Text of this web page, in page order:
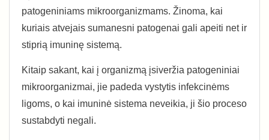
patogeniniams mikroorganizmams. Žinoma, kai
kuriais atvejais sumanesni patogenai gali apeiti net ir
stiprią imuninę sistemą.
Kitaip sakant, kai į organizmą įsiveržia patogeniniai
mikroorganizmai, jie padeda vystytis infekcinėms
ligoms, o kai imuninė sistema neveikia, ji šio proceso
sustabdyti negali.